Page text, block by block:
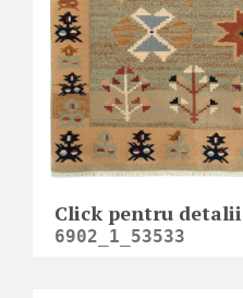
Click pentru detalii
6902_1_53533